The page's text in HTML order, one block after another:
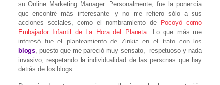
su Online Marketing Manager. Personalmente, fue la ponencia
que encontré más interesante; y no me refiero sólo a sus
acciones sociales, como el nombramiento de
Pocoyó como
Embajador Infantil de La Hora del Planeta. Lo que más me
interesó fue el planteamiento de Zinkia en el trato con los
blogs, puesto que me pareció muy sensato, respetuoso y nada
invasivo, respetando la individualidad de las personas que hay
detrás de los blogs.